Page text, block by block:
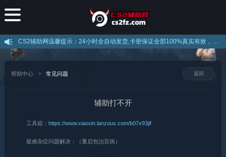
CS2辅助网温馨提示：24小时全自动发货,卡密保证全部100%真实有效，不存在假卡现象，下载后打开直接注册即可使用，注意官网提示的解压密码！
帮助中心 常见问题 返回
辅助打不开
工具箱： https://www.xiaoxin.lanzous.com/b07x93jif
疑难杂症问题解决：（重启包治百病）